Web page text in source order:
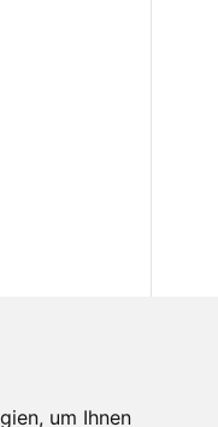
um Ihnen